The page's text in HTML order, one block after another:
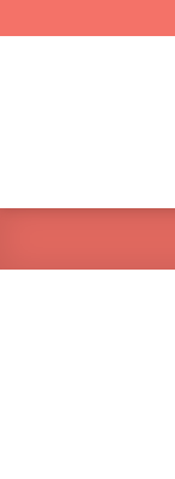
ai